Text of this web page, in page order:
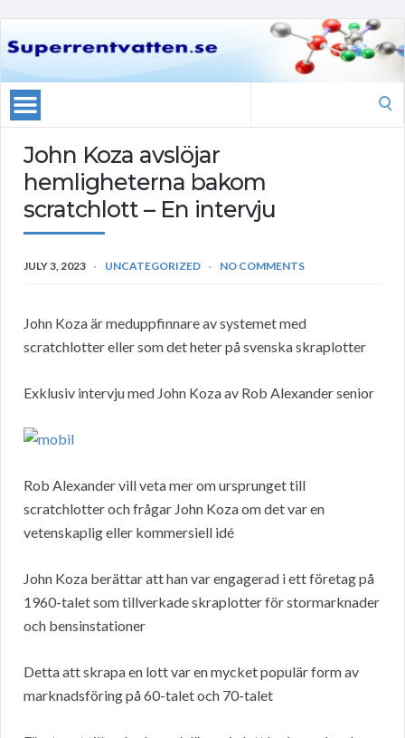
John Koza avslöjar
hemligheterna bakom
scratchlott – En intervju
JULY 3, 2023 UNCATEGORIZED NO COMMENTS
John Koza är meduppfinnare av systemet med
scratchlotter eller som det heter på svenska skraplotter
Exklusiv intervju med John Koza av Rob Alexander senior
Rob Alexander vill veta mer om ursprunget till
scratchlotter och frågar John Koza om det var en
vetenskaplig eller kommersiell idé
John Koza berättar att han var engagerad i ett företag på
1960-talet som tillverkade skraplotter för stormarknader
och bensinstationer
Detta att skrapa en lott var en mycket populär form av
marknadsföring på 60-talet och 70-talet